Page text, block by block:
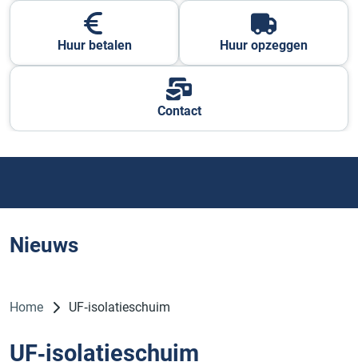
Huur betalen Huur opzeggen
Contact
Nieuws
Home UF‑isolatieschuim
UF‑isolatieschuim